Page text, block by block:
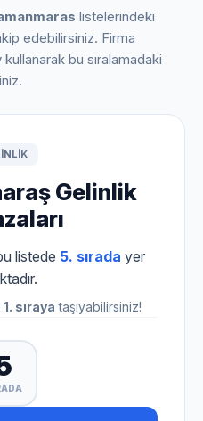
listelerindeki
edebilirsiniz. Firma
bu sıralamadaki
Gelinlik
listede 5. sırada yer
1. sıraya taşıyabilirsiniz!